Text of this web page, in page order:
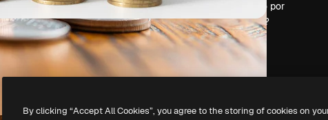
App móvel
Todas as
ferramentas
Afiliados
Empresas
Procurando por
magnific.ai?
Todos os direitos reservados.
By clicking “Accept All Cookies”, you agree to the storing of cookies on